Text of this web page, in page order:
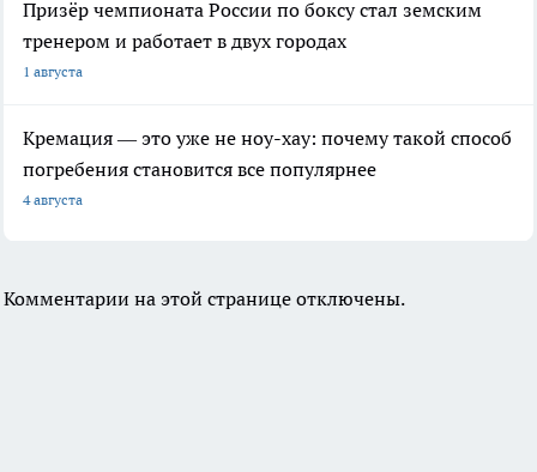
Призёр чемпионата России по боксу стал земским
тренером и работает в двух городах
1 августа
Кремация — это уже не ноу-хау: почему такой способ
погребения становится все популярнее
4 августа
Комментарии на этой странице отключены.